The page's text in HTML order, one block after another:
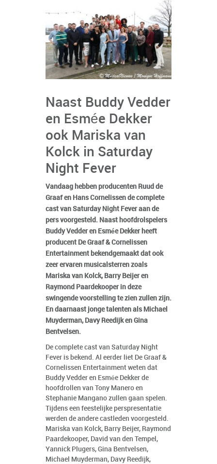
Naast Buddy Vedder
en Esmée Dekker
ook Mariska van
Kolck in Saturday
Night Fever
Vandaag hebben producenten Ruud de
Graaf en Hans Cornelissen de complete
cast van Saturday Night Fever aan de
pers voorgesteld. Naast hoofdrolspelers
Buddy Vedder en Esmée Dekker heeft
producent De Graaf & Cornelissen
Entertainment bekendgemaakt dat ook
zeer ervaren musicalsterren zoals
Mariska van Kolck, Barry Beijer en
Raymond Paardekooper in deze
swingende voorstelling te zien zullen zijn.
En daarnaast jonge talenten als Michael
Muyderman, Davy Reedijk en Gina
Bentvelsen.
De complete cast van Saturday Night
Fever is bekend. Al eerder liet De Graaf &
Cornelissen Entertainment weten dat
Buddy Vedder en Esmée Dekker de
hoofdrollen van Tony Manero en
Stephanie Mangano zullen gaan spelen.
Tijdens een feestelijke perspresentatie
werden de andere castleden voorgesteld.
Mariska van Kolck, Barry Beijer, Raymond
Paardekooper, David van den Tempel,
Yannick Plugers, Gina Bentvelsen,
Michael Muyderman, Davy Reedijk,